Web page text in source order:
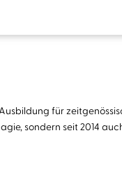
für
sondern seit 2014